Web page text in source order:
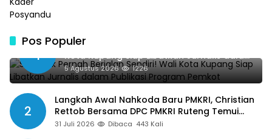
Pos Populer
1
SMSI Tak Pernah Berjalan Sendiri! Wali
Kota Kupang Siap Libatkan Jurnalis dalam
Publikasi Program Pemkot
5 Agustus 2026 1226
2
Langkah Awal Nahkoda Baru PMKRI, Christian
Rettob Bersama DPC PMKRI Ruteng Temui
Bupati Manggarai Perkuat Kolaborasi Masa
31 Juli 2026 Dibaca 443 Kali